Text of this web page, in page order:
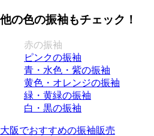
他の色の振袖もチェック！
赤の振袖
ピンクの振袖
青・水色・紫の振袖
黄色・オレンジの振袖
緑・黄緑の振袖
白・黒の振袖
大阪でおすすめの振袖販売